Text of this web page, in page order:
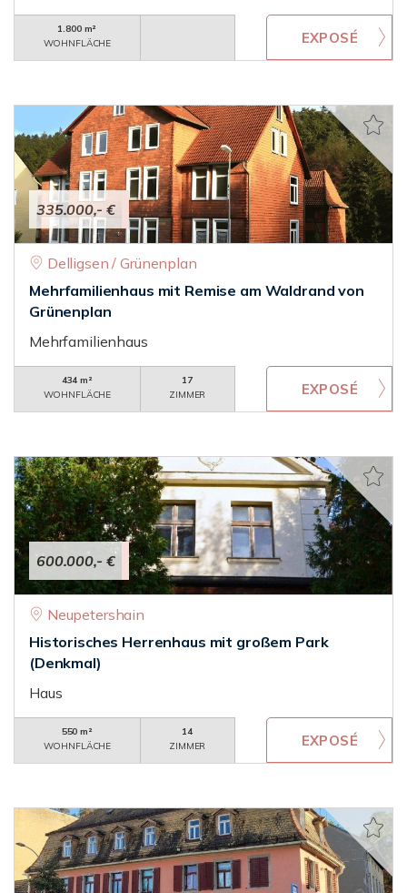
1.800 m²
WOHNFLÄCHE
335.000,- €
Delligsen / Grünenplan
Mehrfamilienhaus mit Remise am Waldrand von
Grünenplan
Mehrfamilienhaus
434 m²
WOHNFLÄCHE
17
ZIMMER
600.000,- €
Neupetershain
Historisches Herrenhaus mit großem Park
(Denkmal)
Haus
550 m²
WOHNFLÄCHE
14
ZIMMER